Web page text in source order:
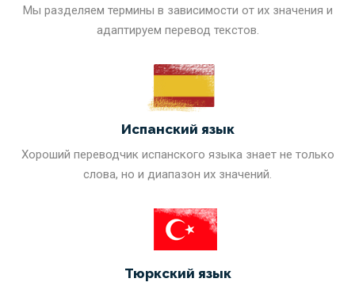
Мы разделяем термины в зависимости от их значения и
адаптируем перевод текстов.
Испанский язык
Хороший переводчик испанского языка знает не только
слова, но и диапазон их значений.
Тюркский язык